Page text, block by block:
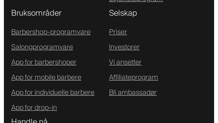
Bruksområder
Barbershop-programvare
Salongprogramvare
App for barbershoper
App for mobile barbere
App for individuelle barbere
App for drop-in
Selskap
Priser
Investorer
Vi ansetter
Affiliateprogram
Bli ambassadør